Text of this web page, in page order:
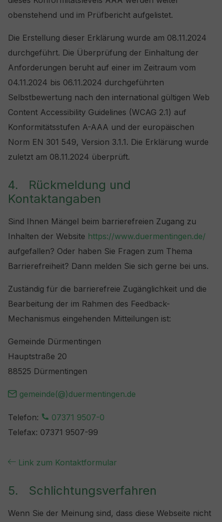
obenstehend und im Prüfbericht aufgelistet.
Die Erstellung dieser Erklärung wurde am 08.11.2024
durchgeführt. Die Überprüfung der Einhaltung der
Anforderungen beruht auf einer im Zeitraum vom
04.11.2024 bis 06.11.2024 durchgeführten
Selbstbewertung nach den international gültigen Web
Content Accessibility Guidelines (WCAG 2.1) auf
Konformitätsstufen A-AAA und der europäischen
Norm EN 301 549, Version 3.1.1. Die Erklärung wurde
zuletzt am 08.11.2024 überprüft.
4. Rückmeldung und
Kontaktangaben
Sind Ihnen Mängel beim barrierefreien Zugang zu
Inhalten der Website https://www.duermentingen.de/
aufgefallen? Oder haben Sie Fragen zum Thema
Barrierefreiheit? Dann melden Sie sich gerne bei uns.
Zuständig für die barrierefreie Zugänglichkeit und die
Bearbeitung der im Rahmen des Feedback-
Mechanismus eingehenden Mitteilungen ist:
Gemeinde Dürmentingen
Hauptstraße 20
88525 Dürmentingen
gemeinde(@)duermentingen.de
Telefon:
07371 9507-0
Telefax: 07371 9507-99
Link zum Kontaktformular
5. Schlichtungsverfahren
Wenn Sie der Meinung sind, dass diese Webseite nicht